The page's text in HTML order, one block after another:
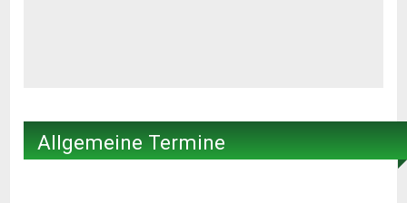
Allgemeine Termine